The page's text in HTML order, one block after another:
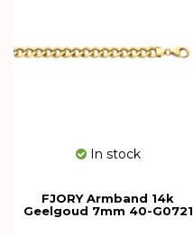
In stock
FJORY Armband 14k
Geelgoud 7mm 40-G0721